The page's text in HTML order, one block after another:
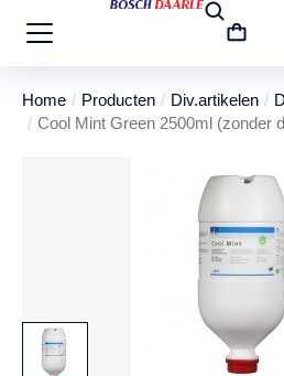
Je bent hier:
Home Producten Div.artikelen
Cool Mint Green 2500ml (zonder